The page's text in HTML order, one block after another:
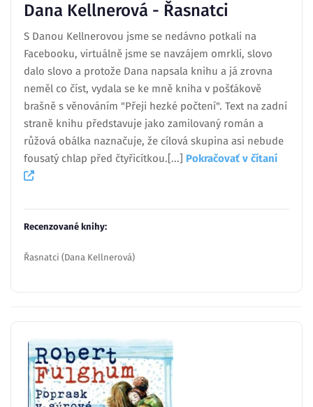
Dana Kellnerová - Řasnatci
S Danou Kellnerovou jsme se nedávno potkali na
Facebooku, virtuálně jsme se navzájem omrkli, slovo
dalo slovo a protože Dana napsala knihu a já zrovna
neměl co číst, vydala se ke mně kniha v pošťákově
brašně s věnováním "Přeji hezké počtení". Text na zadní
straně knihu představuje jako zamilovaný román a
růžová obálka naznačuje, že cílová skupina asi nebude
fousatý chlap před čtyřicítkou.[...] Pokračovať v čítaní
Recenzované knihy:
Řasnatci (Dana Kellnerová)